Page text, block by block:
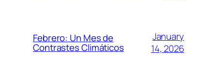
Febrero: Un Mes de
Contrastes Climáticos
January
14, 2026